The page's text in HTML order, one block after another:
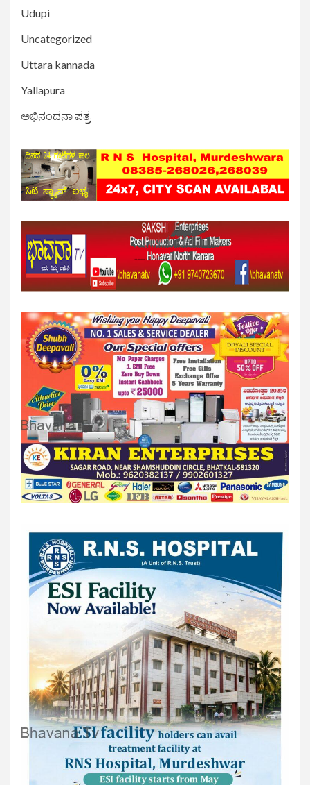
Udupi
Uncategorized
Uttara kannada
Yallapura
ಅಭಿನಂದನಾ ಪತ್ರ